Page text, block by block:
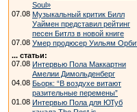
Soul»
07.08 Музыкальный критик Билл
Уаймен представил рейтинг
песен Битлз в новой книге
07.08 Умер продюсер Уильям
... статьи:
07.08 Интервью Пола Маккартни
Амелии Димольденберг
04.08 Бьорк: “В воздухе витают
разительные перемены”
01.08 Интервью Пола для ЮТуб